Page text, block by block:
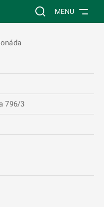
Vyhledávání na
MENU
796/3